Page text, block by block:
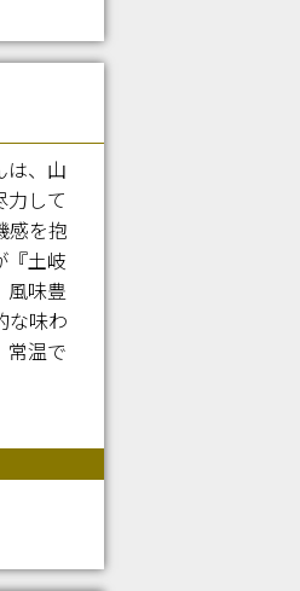
は、山
力して
感を抱
『土岐
風味豊
な味わ
常温で